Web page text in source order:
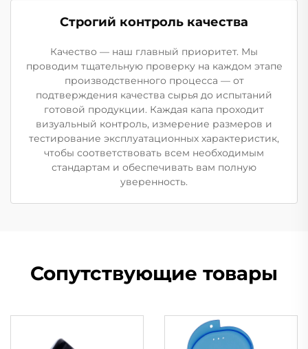
Строгий контроль качества
Качество — наш главный приоритет. Мы
проводим тщательную проверку на каждом этапе
производственного процесса — от
подтверждения качества сырья до испытаний
готовой продукции. Каждая капа проходит
визуальный контроль, измерение размеров и
тестирование эксплуатационных характеристик,
чтобы соответствовать всем необходимым
стандартам и обеспечивать вам полную
уверенность.
Сопутствующие товары